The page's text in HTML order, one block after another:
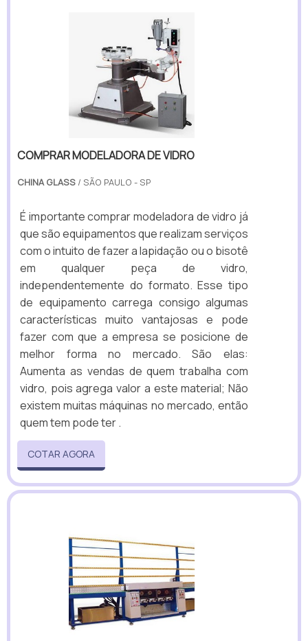
COMPRAR MODELADORA DE VIDRO
CHINA GLASS / SÃO PAULO - SP
É importante comprar modeladora de vidro já
que são equipamentos que realizam serviços
com o intuito de fazer a lapidação ou o bisotê
em qualquer peça de vidro,
independentemente do formato. Esse tipo
de equipamento carrega consigo algumas
características muito vantajosas e pode
fazer com que a empresa se posicione de
melhor forma no mercado. São elas:
Aumenta as vendas de quem trabalha com
vidro, pois agrega valor a este material; Não
existem muitas máquinas no mercado, então
quem tem pode ter .
COTAR AGORA